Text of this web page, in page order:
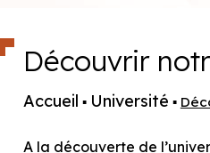
Découvrir
Accueil ▪ Université ▪
A la découverte de